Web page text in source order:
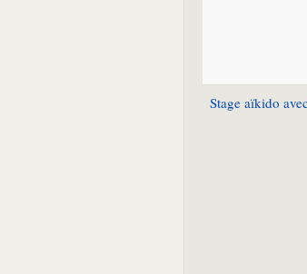
Stage aïkido